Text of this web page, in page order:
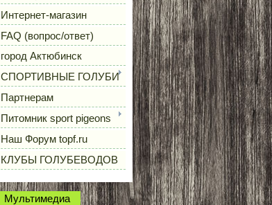
Интернет-магазин
FAQ (вопрос/ответ)
город Актюбинск
СПОРТИВНЫЕ ГОЛУБИ
Партнерам
Питомник sport pigeons
Наш Форум topf.ru
КЛУБЫ ГОЛУБЕВОДОВ
Мультимедиа